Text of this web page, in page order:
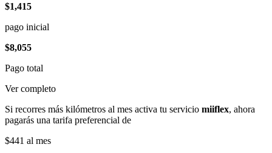
$1,415
pago inicial
$8,055
Pago total
Ver completo
Si recorres más kilómetros al mes activa tu servicio miiflex, ahora
pagarás una tarifa preferencial de
$441 al mes